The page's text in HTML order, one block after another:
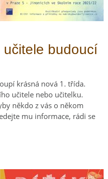
budoucí
krásná nová 1. třída.
učitele nebo učitelku.
někdo z vás o někom
mu informace, rádi se